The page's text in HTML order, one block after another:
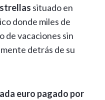
situado en
donde miles de
de vacaciones sin
detrás de su
euro pagado por